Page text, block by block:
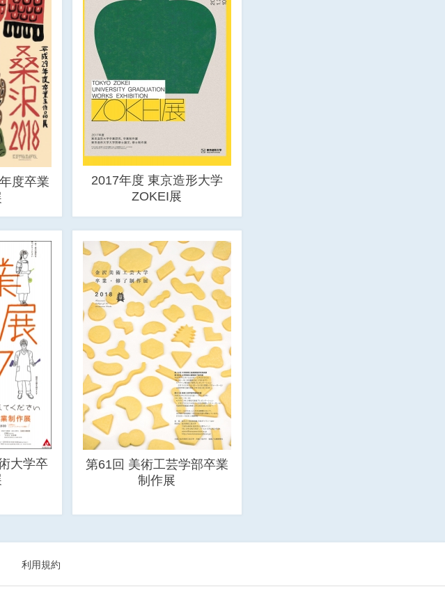
度卒業
2017年度 東京造形大学
ZOKEI展
大学卒
第61回 美術工芸学部卒業
制作展
利用規約